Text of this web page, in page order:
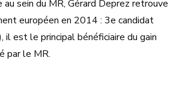
au sein du MR, Gérard Deprez retrouve
européen en 2014 : 3e candidat
est le principal bénéficiaire du gain
par le MR.